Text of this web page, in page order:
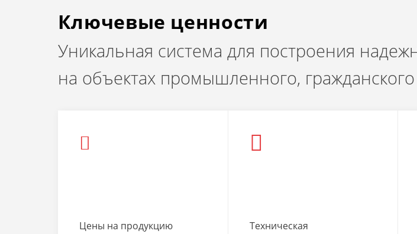
Ключевые ценности
Уникальная система для построения
на объектах промышленного,
Цены на продукцию
Техническая